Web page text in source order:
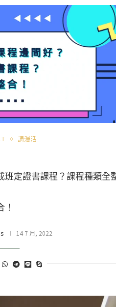
講漫活
班定證書課程？課程種類全
！
14 7 月, 2022